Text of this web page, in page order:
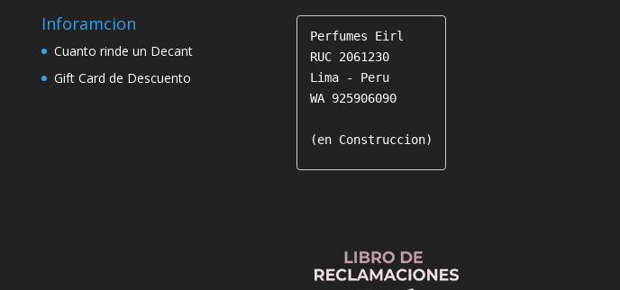
Inforamcion
Cuanto rinde un Decant
Gift Card de Descuento
Perfumes Eirl
RUC 2061230
Lima - Peru
WA 925906090
(en Construccion)